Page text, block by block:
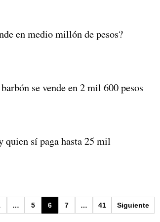
en medio millón de pesos?
se vende en 2 mil 600 pesos
quien sí paga hasta 25 mil
… 5 6 7 … 41 Siguiente